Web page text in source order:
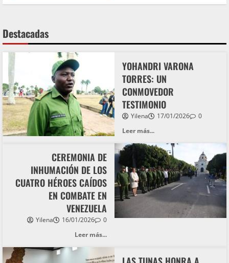
Destacadas
YOHANDRI VARONA
TORRES: UN
CONMOVEDOR
TESTIMONIO
Yilena 17/01/2026
0
Leer más...
CEREMONIA DE
INHUMACIÓN DE LOS
CUATRO HÉROES CAÍDOS
EN COMBATE EN
VENEZUELA
Yilena 16/01/2026
0
Leer más...